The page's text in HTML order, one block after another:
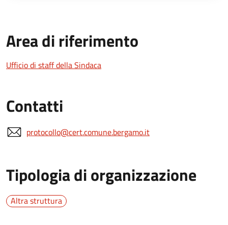
Area di riferimento
Ufficio di staff della Sindaca
Contatti
protocollo@cert.comune.bergamo.it
Tipologia di organizzazione
Altra struttura